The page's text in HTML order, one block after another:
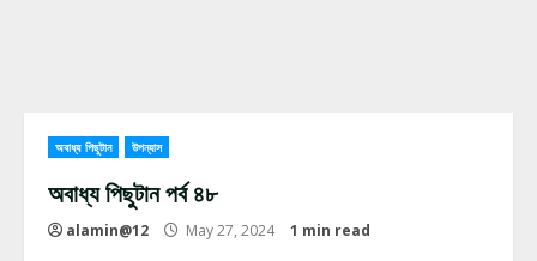
অবাধ্য পিছুটান উপন্যাস
অবাধ্য পিছুটান পর্ব ৪৮
alamin@12 May 27, 2024 1 min read